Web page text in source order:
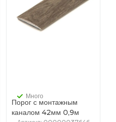
Порог с монтажным
каналом 42мм 0,9м
Много